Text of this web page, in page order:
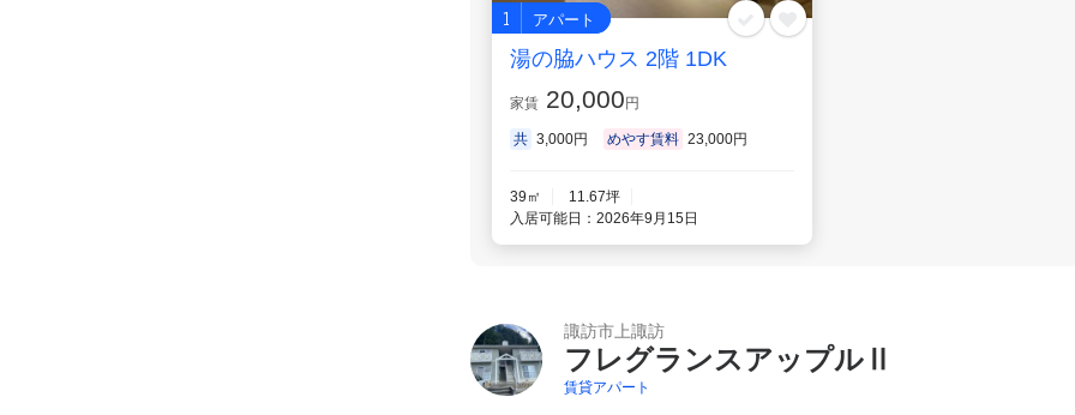
1 アパート
湯の脇ハウス 2階 1DK
家賃 20,000円
共 3,000円 めやす賃料 23,000円
39㎡
11.67坪
入居可能日：2026年9月15日
諏訪市上諏訪
フレグランスアップルⅡ
賃貸アパート